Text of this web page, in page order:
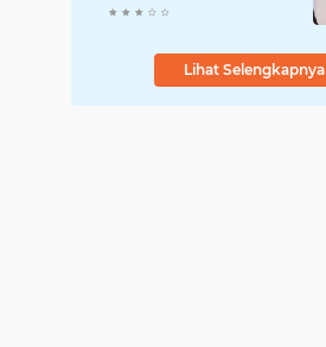
Lihat Selengkapnya